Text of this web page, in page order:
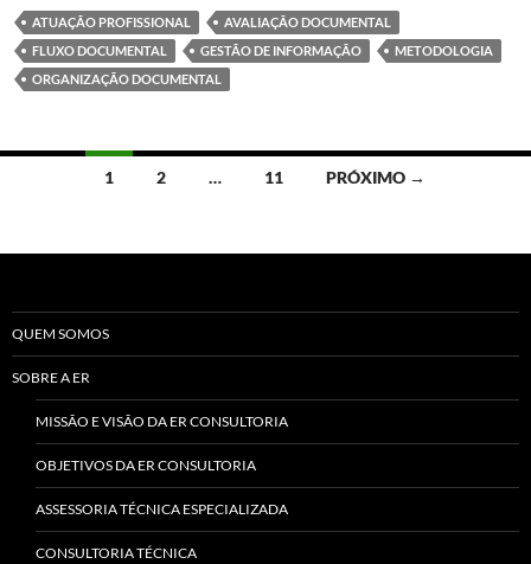
ATUAÇÃO PROFISSIONAL
AVALIAÇÃO DOCUMENTAL
FLUXO DOCUMENTAL
GESTÃO DE INFORMAÇÃO
METODOLOGIA
ORGANIZAÇÃO DOCUMENTAL
Navegação
posts
1 2 … 11 PRÓXIMO →
QUEM SOMOS
SOBRE A ER
MISSÃO E VISÃO DA ER CONSULTORIA
OBJETIVOS DA ER CONSULTORIA
ASSESSORIA TÉCNICA ESPECIALIZADA
CONSULTORIA TÉCNICA